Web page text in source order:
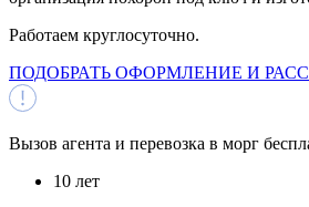
Работаем круглосуточно.
ПОДОБРАТЬ ОФОРМЛЕНИЕ И
Вызов агента и перевозка в морг
10 лет